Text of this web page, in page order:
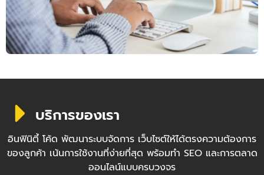
บริการของเรา
อินฟินิตี้ โค้ด พัฒนาระบบจัดการ เว็บไซต์ให้ได้ตรงความต้องการ
ของลูกค้า เน้นการใช้งานที่ง่ายที่สุด พร้อมทำ SEO และการตลาด
ออนไลน์แบบครบวงจร